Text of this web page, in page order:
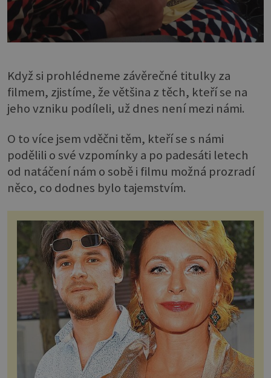
Když si prohlédneme závěrečné titulky za
filmem, zjistíme, že většina z těch, kteří se na
jeho vzniku podíleli, už dnes není mezi námi.
O to více jsem vděčni těm, kteří se s námi
podělili o své vzpomínky a po padesáti letech
od natáčení nám o sobě i filmu možná prozradí
něco, co dodnes bylo tajemstvím.